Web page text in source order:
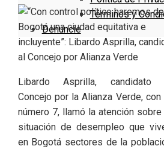
Términos y
Denuncie
Libardo Asprilla, candidato
Concejo por la Alianza Verde, con
número 7, llamó la atención sobre
situación de desempleo que
en Bogotá sectores de la